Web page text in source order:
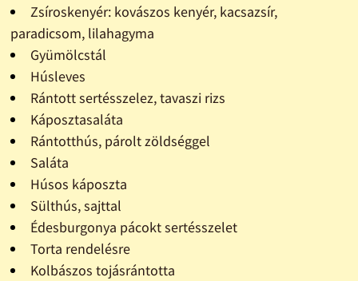
Zsíroskenyér: kovászos kenyér, kacsazsír,
paradicsom, lilahagyma
Gyümölcstál
Húsleves
Rántott sertésszelez, tavaszi rizs
Káposztasaláta
Rántotthús, párolt zöldséggel
Saláta
Húsos káposzta
Sülthús, sajttal
Édesburgonya pácokt sertésszelet
Torta rendelésre
Kolbászos tojásrántotta